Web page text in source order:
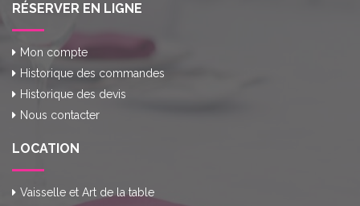
RÉSERVER EN LIGNE
Mon compte
Historique des commandes
Historique des devis
Nous contacter
LOCATION
Vaisselle et Art de la table